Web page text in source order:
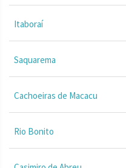
Itaboraí
Saquarema
Cachoeiras de Macacu
Rio Bonito